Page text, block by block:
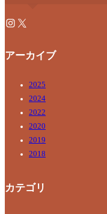
アーカイブ
2025
2024
2022
2020
2019
2018
カテゴリ